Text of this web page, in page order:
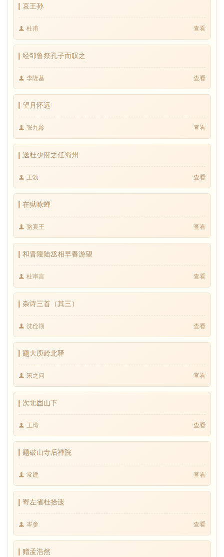
哀王孙
杜甫 查看
经邹鲁祭孔子而叹之
李隆基 查看
望月怀远
张九龄 查看
送杜少府之任蜀州
王勃 查看
在狱咏蝉
骆宾王 查看
和晋陵陆丞相早春游望
杜审言 查看
杂诗三首（其三）
沈佺期 查看
题大庾岭北驿
宋之问 查看
次北固山下
王湾 查看
题破山寺后禅院
常建 查看
寄左省杜拾遗
岑参 查看
赠孟浩然